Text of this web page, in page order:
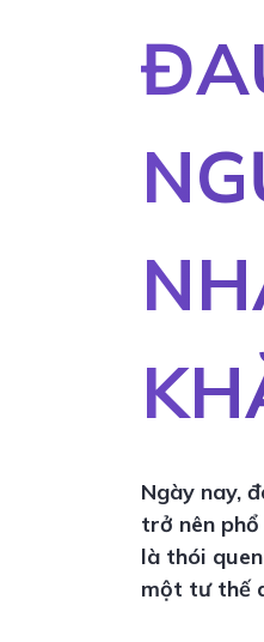
Ngày nay,
trở nên
là thói
một tư thế